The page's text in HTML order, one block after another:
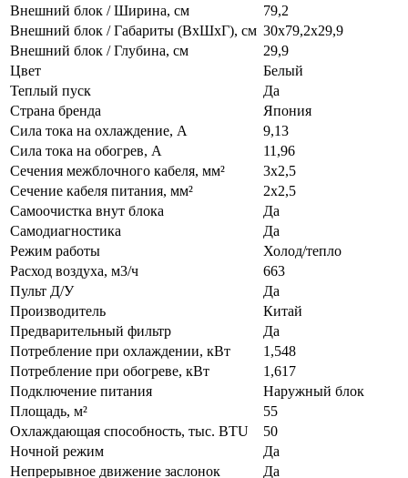
Внешний блок / Ширина, см
79,2
Внешний блок / Габариты (ВхШхГ), см 30х79,2х29,9
Внешний блок / Глубина, см
29,9
Цвет
Белый
Теплый пуск
Да
Страна бренда
Япония
Сила тока на охлаждение, А
9,13
Сила тока на обогрев, А
11,96
Сечения межблочного кабеля, мм²
3х2,5
Сечение кабеля питания, мм²
2х2,5
Самоочистка внут блока
Да
Самодиагностика
Да
Режим работы
Холод/тепло
Расход воздуха, м3/ч
663
Пульт Д/У
Да
Производитель
Китай
Предварительный фильтр
Да
Потребление при охлаждении, кВт
1,548
Потребление при обогреве, кВт
1,617
Подключение питания
Наружный блок
Площадь, м²
55
Охлаждающая способность, тыс. BTU
50
Ночной режим
Да
Непрерывное движение заслонок
Да